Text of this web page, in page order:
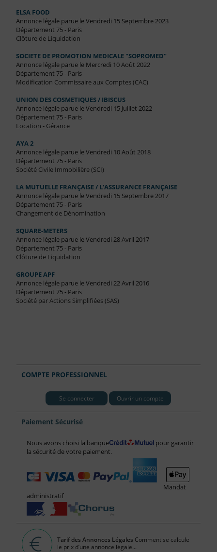
ELSA FOOD
Annonce légale parue le Vendredi 15 Septembre 2023
Département 75 - Paris
Clôture de Liquidation
SOCIETE DE PROMOTION MEDICALE "SOPROMED"
Annonce légale parue le Mercredi 10 Août 2022
Département 75 - Paris
Modification Commissaire aux Comptes (CAC)
UNION DES COSMETIQUES / IBISCUS
Annonce légale parue le Vendredi 15 Juillet 2022
Département 75 - Paris
Location - Gérance
AYA 2
Annonce légale parue le Vendredi 10 Août 2018
Département 75 - Paris
Société Civile Immobilière (SCI)
LA MUTUELLE FRANÇAISE / L'ASSURANCE FRANÇAISE
Annonce légale parue le Vendredi 15 Septembre 2017
Département 75 - Paris
Changement de Dénomination
SQUARE-METERS
Annonce légale parue le Vendredi 28 Avril 2017
Département 75 - Paris
Clôture de Liquidation
GROUPE APF
Annonce légale parue le Vendredi 22 Avril 2016
Département 75 - Paris
Société par Actions Simplifiées (SAS)
COMPTE PROFESSIONNEL
Se connecter Ouvrir un compte
Paiement Sécurisé
Nous avons choisi la banque
pour garantir
la sécurité de votre paiement.
Mandat
administratif
Tarif des Annonces Légales Comment se calcule
le prix d’une annonce légale...